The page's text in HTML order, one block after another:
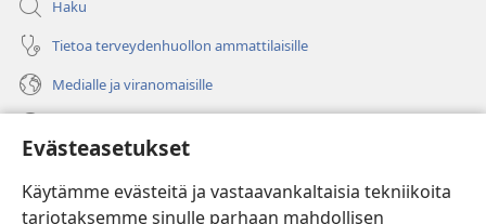
Evästeasetukset
Käytämme evästeitä ja vastaavankaltaisia tekniikoita
tarjotaksemme sinulle parhaan mahdollisen
Haku
Tietoa terveydenhuollon ammattilaisille
Medialle ja viranomaisille
(avaa
uuden